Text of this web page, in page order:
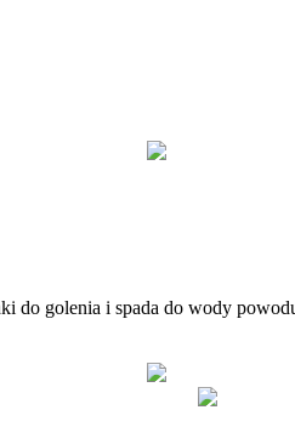
do golenia i spada do wody